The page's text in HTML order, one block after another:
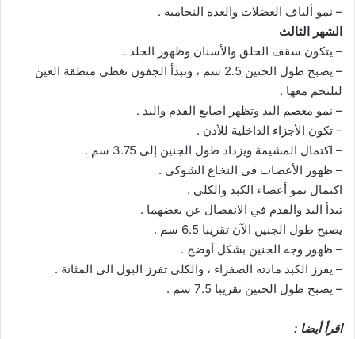
– نمو ألياف العضلات والغدة النخامية .
الشهر الثالث
– يتكون سقف الحلق والأسنان وظهور الجلد .
– يصبح طول الجنين 2.5 سم ، وتبدأ الجفون تغطي منطقة العين
لتلتحم معها .
– نمو معصم اليد وتظهر اصابع القدم واليد .
– تكون الأجزاء الداخلية للأذن .
– اكتمال المشيمة ويزداد طول الجنين إلى 3.75 سم .
– ظهور الأعصاب في النخاع الشوكي .
اكتمال نمو أعضاء الكبد والكلى .
تبدأ اليد والقدم في الانفصال عن بعضهما .
يصبح طول الجنين الآن تقريبا 6.5 سم .
– ظهور وجه الجنين بشكل أوضح .
– يفرز الكبد مادته الصفراء ، والكلى تفرز البول الى المثانة .
– يصبح طول الجنين تقريبا 7.5 سم .
اقرأ أيضا :